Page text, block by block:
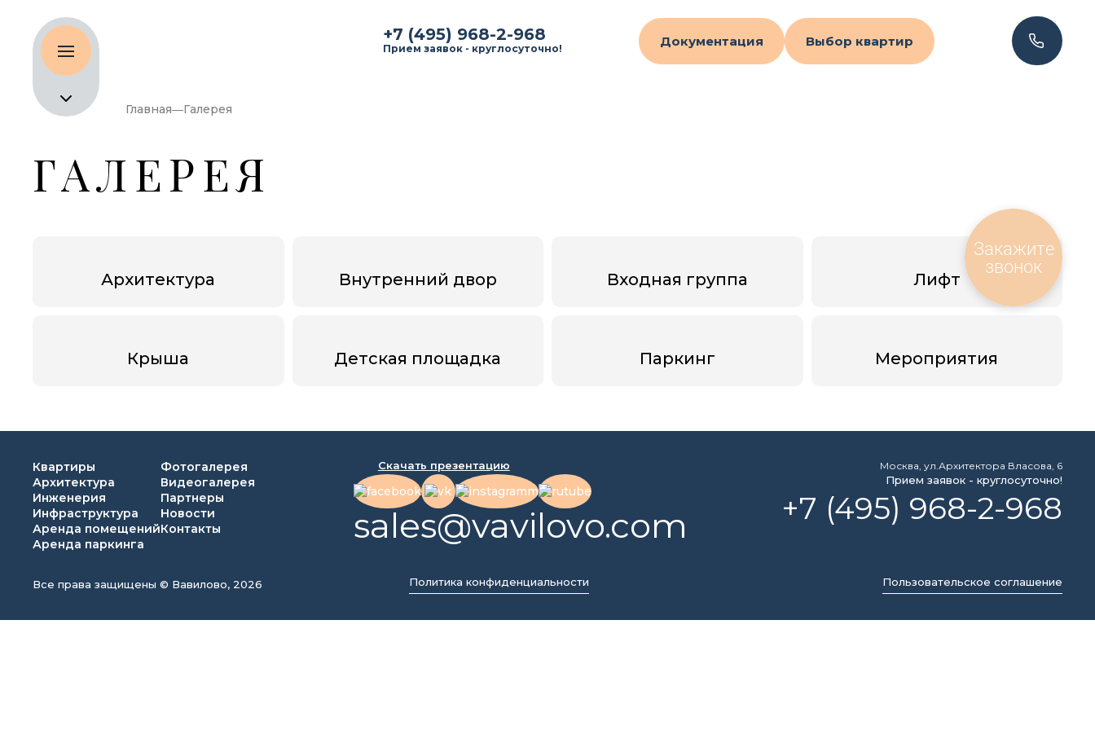
+7 (495) 968-2-968
Прием заявок - круглосуточно! Документация Выбор квартир
Главная Галерея
ГАЛЕРЕЯ
Архитектура Внутренний двор Входная группа Лифт
Крыша Детская площадка Паркинг Мероприятия
Квартиры
Архитектура
Инженерия
Инфраструктура
Аренда помещений
Аренда паркинга
Фотогалерея
Видеогалерея
Партнеры
Новости
Контакты
Скачать презентацию
sales@vavilovo.com
Москва, ул.Архитектора Власова, 6
Прием заявок - круглосуточно!
+7 (495) 968-2-968
Все права защищены © Вавилово, 2026 Политика конфиденциальности Пользовательское соглашение
Закажите
звонок